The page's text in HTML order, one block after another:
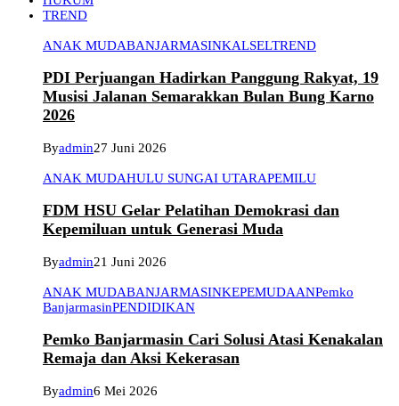
TREND
ANAK MUDABANJARMASINKALSELTREND
PDI Perjuangan Hadirkan Panggung Rakyat, 19
Musisi Jalanan Semarakkan Bulan Bung Karno
2026
Byadmin27 Juni 2026
ANAK MUDAHULU SUNGAI UTARAPEMILU
FDM HSU Gelar Pelatihan Demokrasi dan
Kepemiluan untuk Generasi Muda
Byadmin21 Juni 2026
ANAK MUDABANJARMASINKEPEMUDAANPemko
BanjarmasinPENDIDIKAN
Pemko Banjarmasin Cari Solusi Atasi Kenakalan
Remaja dan Aksi Kekerasan
Byadmin6 Mei 2026